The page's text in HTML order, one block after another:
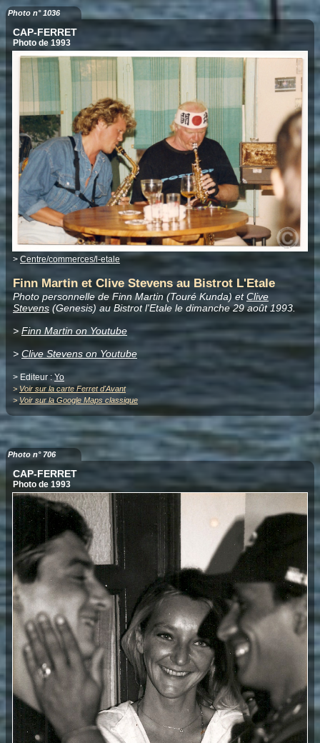
Photo n° 1036
CAP-FERRET
Photo de 1993
> Centre/commerces/l-etale
Finn Martin et Clive Stevens au Bistrot L'Etale
Photo personnelle de Finn Martin (Touré Kunda) etClive
Stevens (Genesis) au Bistrot l'Etale le dimanche 29 août 1993.
> Finn Martin on Youtube
> Clive Stevens on Youtube
> Editeur :Yo
> Voir sur la carte Ferret d'Avant
> Voir sur la Google Maps classique
Photo n° 706
CAP-FERRET
Photo de 1993